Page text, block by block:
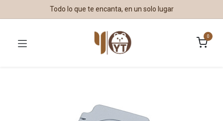
Todo lo que te encanta, en un solo lugar
0